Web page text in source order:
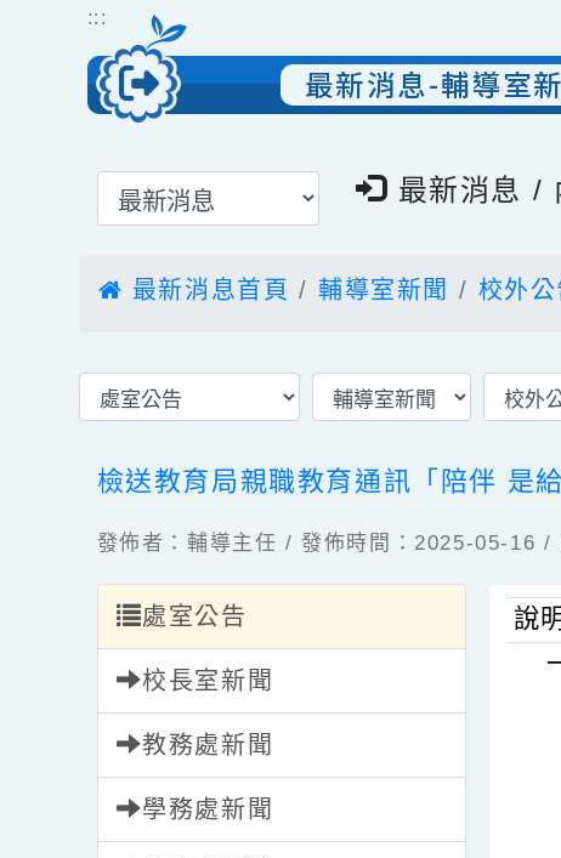
跳到主要內容
:::
最新消息-輔導室
選擇後頁面內容會更新最新消息 /
最新消息首頁 輔導室新聞 校外公
檢送教育局親職教育通訊「陪伴 是
發佈者：輔導主任 / 發佈時間：2025-05-16 /
處室公告
校長室新聞
教務處新聞
學務處新聞
說